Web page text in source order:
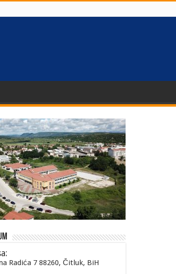
Radića 7 88260, Čitluk, BiH